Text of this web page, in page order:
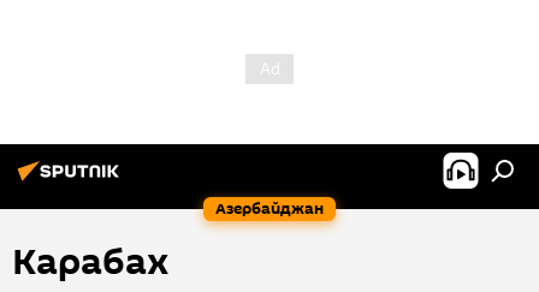
Азербайджан
Карабах